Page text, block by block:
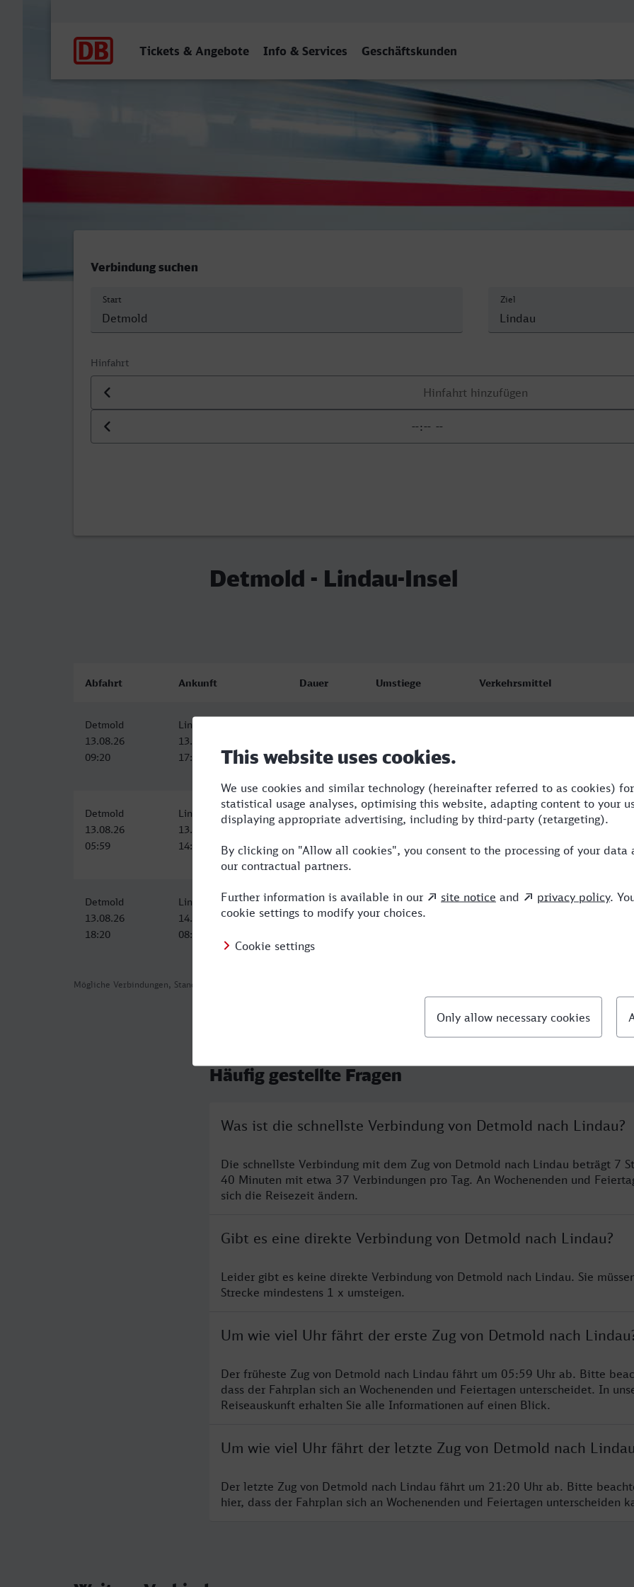
Tickets & Angebote Info & Services Geschäftskunden
Verbindung suchen
Start Ziel
Hinfahrt
Datum der Hinfahrt
Uhrzeit der Hinfahrt
Detmold - Lindau-Insel
Mögliche Verbindungen, Stand: 2026-07-30 15:33
Abfahrt Ankunft Dauer Umstiege Verkehrsmittel
Detmold
13.08.26
09:20
Lindau-Insel
13.08.26
17:00
Detmold
13.08.26
05:59
Lindau-Insel
13.08.26
14:15
5 RE,ERB,ARV,NX,ICE
Detmold
13.08.26
18:20
Lindau-Insel
14.08.26
08:00
13:40 3 RE,ERB,NX,ICE
Häufig gestellte Fragen
Was ist die schnellste Verbindung von Detmold nach Lindau?
Die schnellste Verbindung mit dem Zug von Detmold nach Lindau beträgt 7
40 Minuten mit etwa 37 Verbindungen pro Tag. An Wochenenden und
sich die Reisezeit ändern.
Gibt es eine direkte Verbindung von Detmold nach Lindau?
Leider gibt es keine direkte Verbindung von Detmold nach Lindau. Sie
Strecke mindestens 1 x umsteigen.
Um wie viel Uhr fährt der erste Zug von Detmold nach
Der früheste Zug von Detmold nach Lindau fährt um 05:59 Uhr ab. Bitte
dass der Fahrplan sich an Wochenenden und Feiertagen unterscheidet. In
Reiseauskunft erhalten Sie alle Informationen auf einen Blick.
Um wie viel Uhr fährt der letzte Zug von Detmold nach
Der letzte Zug von Detmold nach Lindau fährt um 21:20 Uhr ab. Bitte
hier, dass der Fahrplan sich an Wochenenden und Feiertagen unterscheiden